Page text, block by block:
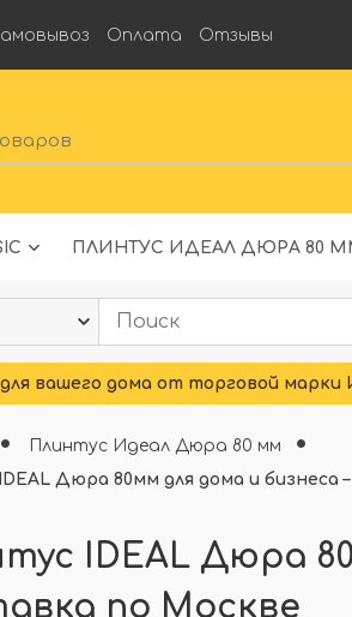
Оплата Отзывы
ПЛИНТУС ИДЕАЛ ДЮРА 80
вашего дома от торговой марки
Плинтус Идеал Дюра 80 мм
Дюра 80мм для дома и бизнеса
IDEAL Дюра
по Москве